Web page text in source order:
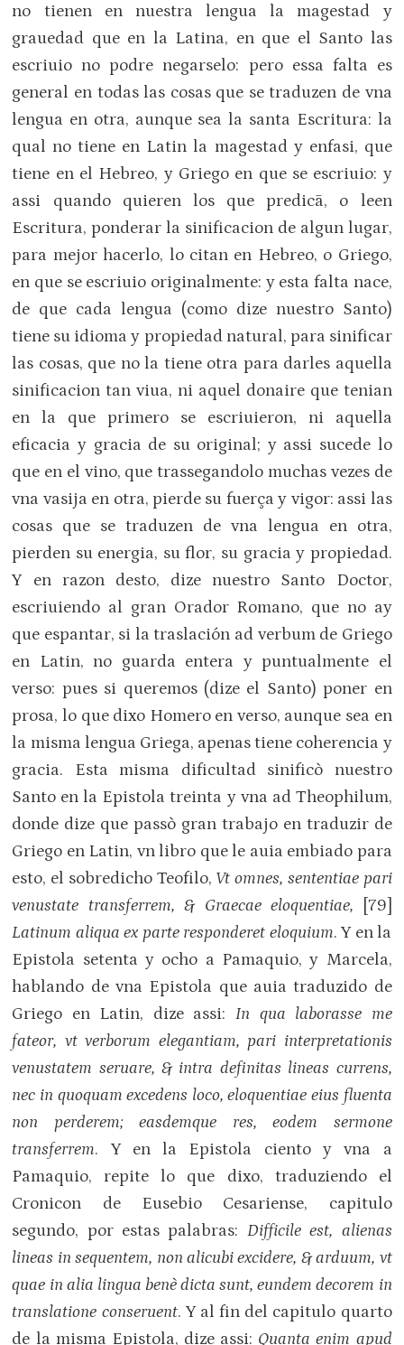
no tienen en nuestra lengua la magestad y
grauedad que en la Latina, en que el Santo las
escriuio no podre negarselo: pero essa falta es
general en todas las cosas que se traduzen de vna
lengua en otra, aunque sea la santa Escritura: la
qual no tiene en Latin la magestad y enfasi, que
tiene en el Hebreo, y Griego en que se escriuio: y
assi quando quieren los que predicã, o leen
Escritura, ponderar la sinificacion de algun lugar,
para mejor hacerlo, lo citan en Hebreo, o Griego,
en que se escriuio originalmente: y esta falta nace,
de que cada lengua (como dize nuestro Santo)
tiene su idioma y propiedad natural, para sinificar
las cosas, que no la tiene otra para darles aquella
sinificacion tan viua, ni aquel donaire que tenian
en la que primero se escriuieron, ni aquella
eficacia y gracia de su original; y assi sucede lo
que en el vino, que trassegandolo muchas vezes de
vna vasija en otra, pierde su fuerça y vigor: assi las
cosas que se traduzen de vna lengua en otra,
pierden su energia, su flor, su gracia y propiedad.
Y en razon desto, dize nuestro Santo Doctor,
escriuiendo al gran Orador Romano, que no ay
que espantar, si la traslación ad verbum de Griego
en Latin, no guarda entera y puntualmente el
verso: pues si queremos (dize el Santo) poner en
prosa, lo que dixo Homero en verso, aunque sea en
la misma lengua Griega, apenas tiene coherencia y
gracia. Esta misma dificultad sinificò nuestro
Santo en la Epistola treinta y vna ad Theophilum,
donde dize que passò gran trabajo en traduzir de
Griego en Latin, vn libro que le auia embiado para
esto, el sobredicho Teofilo, Vt omnes, sententiae pari
venustate transferrem, & Graecae eloquentiae,
[79]
Latinum aliqua ex parte responderet eloquium. Y en la
Epistola setenta y ocho a Pamaquio, y Marcela,
hablando de vna Epistola que auia traduzido de
Griego en Latin, dize assi:In qua laborasse me
fateor, vt verborum elegantiam, pari interpretationis
venustatem seruare, & intra definitas lineas currens,
nec in quoquam excedens loco, eloquentiae eius fluenta
non perderem; easdemque res, eodem sermone
transferrem. Y en la Epistola ciento y vna a
Pamaquio, repite lo que dixo, traduziendo el
Cronicon de Eusebio Cesariense, capitulo
segundo, por estas palabras: Difficile est, alienas
lineas in sequentem, non alicubi excidere, & arduum, vt
quae in alia lingua benè dicta sunt, eundem decorem in
translatione conseruent. Y al fin del capitulo quarto
de la misma Epistola, dize assi: Quanta enim apud